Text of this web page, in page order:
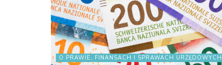
O PRAWIE, FINANSACH I SPRAWACH URZĘDOWYCH